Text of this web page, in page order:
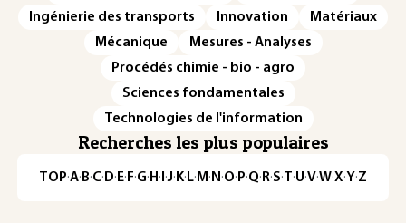
Ingénierie des transports
Innovation
Matériaux
Mécanique
Mesures - Analyses
Procédés chimie - bio - agro
Sciences fondamentales
Technologies de l'information
Recherches les plus populaires
TOP·A·B·C· D· E· F·G· H · ·J· K· L· M · N ·O· P·Q· R·S·T·U·V·W·X·Y·Z